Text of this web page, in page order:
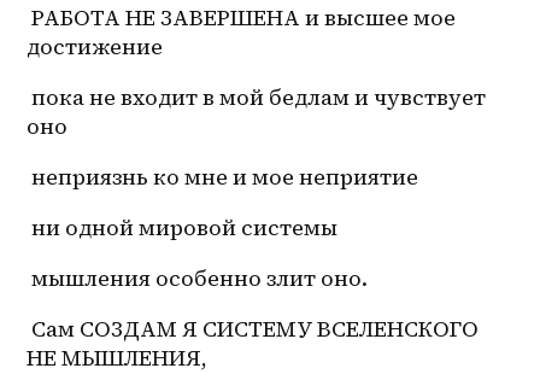
РАБОТА НЕ ЗАВЕРШЕНА и высшее мое
достижение
пока не входит в мой бедлам и чувствует
оно
неприязнь ко мне и мое неприятие
ни одной мировой системы
мышления особенно злит оно.
НЕ МЫШЛЕНИЯ,